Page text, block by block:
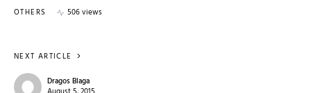
OTHERS 506 views
NEXT ARTICLE
Dragos Blaga